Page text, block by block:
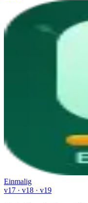
Einmalig
v17 · v18 · v19